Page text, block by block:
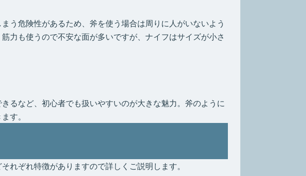
う危険性があるため、斧を使う場合は周りに人がいないよう
力も使うので不安な面が多いですが、ナイフはサイズが小さ
るなど、初心者でも扱いやすいのが大きな魅力。斧のように
す。
れぞれ特徴がありますので詳しくご説明します。